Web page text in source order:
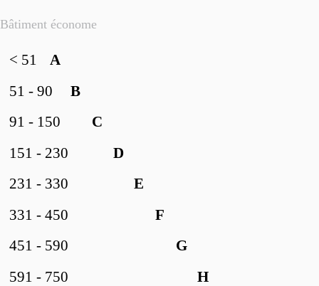
Bâtiment économe
A
< 51
B
51 - 90
C
91 - 150
D
151 - 230
E
231 - 330
F
331 - 450
G
451 - 590
H
591 - 750